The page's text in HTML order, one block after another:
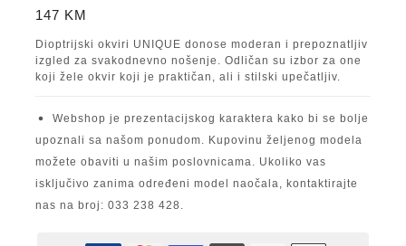
147 KM
Dioptrijski okviri UNIQUE donose moderan i prepoznatljiv
izgled za svakodnevno nošenje. Odličan su izbor za one
koji žele okvir koji je praktičan, ali i stilski upečatljiv.
Webshop je prezentacijskog karaktera kako bi se bolje
upoznali sa našom ponudom. Kupovinu željenog modela
možete obaviti u našim poslovnicama. Ukoliko vas
isključivo zanima određeni model naočala, kontaktirajte
nas na broj: 033 238 428.